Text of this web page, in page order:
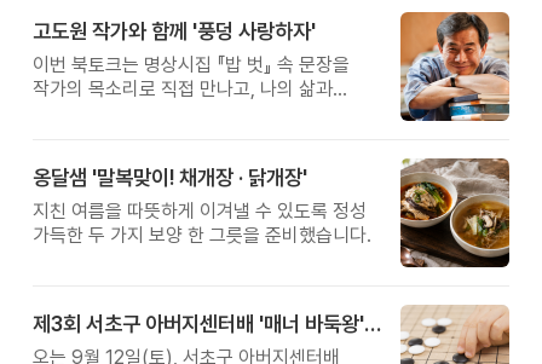
고도원 작가와 함께 '풍덩 사랑하자'
이번 북토크는 명상시집 『밥 벗』 속 문장을
작가의 목소리로 직접 만나고, 나의 삶과
옹달샘 '말복맞이! 채개장 · 닭개장'
지친 여름을 따뜻하게 이겨낼 수 있도록 정성
가득한 두 가지 보양 한 그릇을 준비했습니다.
제3회 서초구 아버지센터배 '매너 바둑왕' 대회
오는 9월 12일(토), 서초구 아버지센터배